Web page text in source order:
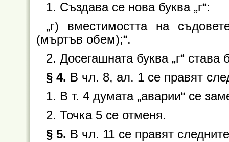
1. Създава се нова буква „г“:
„г) вместимостта на
(мъртъв обем);“.
2. Досегашната буква „г“ става
§ 4. В чл. 8, ал. 1 се правят
1. В т. 4 думата „аварии“ се
2. Точка 5 се отменя.
§ 5. В чл. 11 се правят